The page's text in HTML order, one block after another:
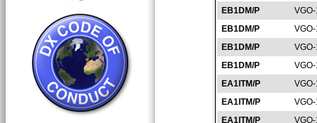
EB1DM/P
EB1DM/P
EB1DM/P
EB1DM/P
EA1ITM/P
EA1ITM/P
EA1ITM/P